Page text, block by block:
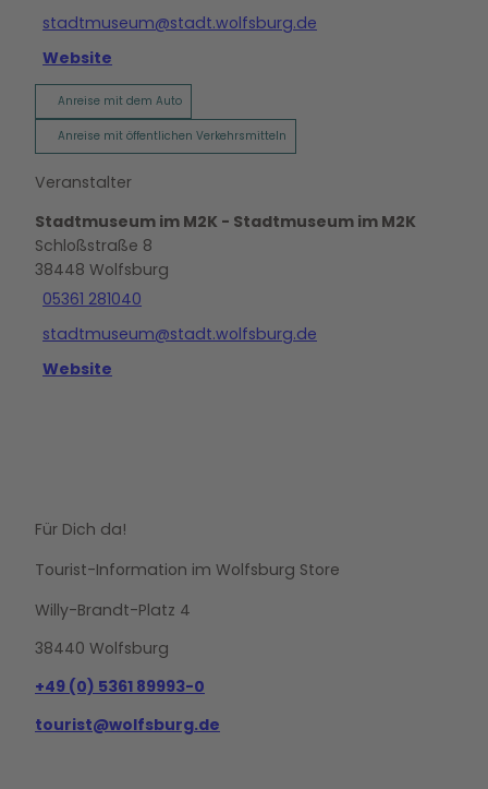
stadtmuseum@stadt.wolfsburg.de
Website
Anreise mit dem Auto
Anreise mit öffentlichen Verkehrsmitteln
Veranstalter
Stadtmuseum im M2K - Stadtmuseum im M2K
Schloßstraße 8
38448 Wolfsburg
05361 281040
stadtmuseum@stadt.wolfsburg.de
Website
Für Dich da!
Tourist-Information im Wolfsburg Store
Willy-Brandt-Platz 4
38440 Wolfsburg
+49 (0) 5361 89993-0
tourist@wolfsburg.de